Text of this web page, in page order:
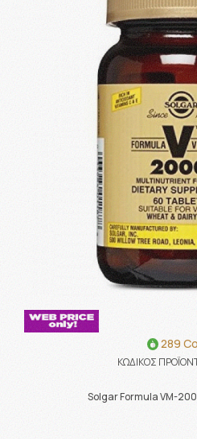
289
ΚΩΔΙΚΟΣ
Solgar Formula VM-